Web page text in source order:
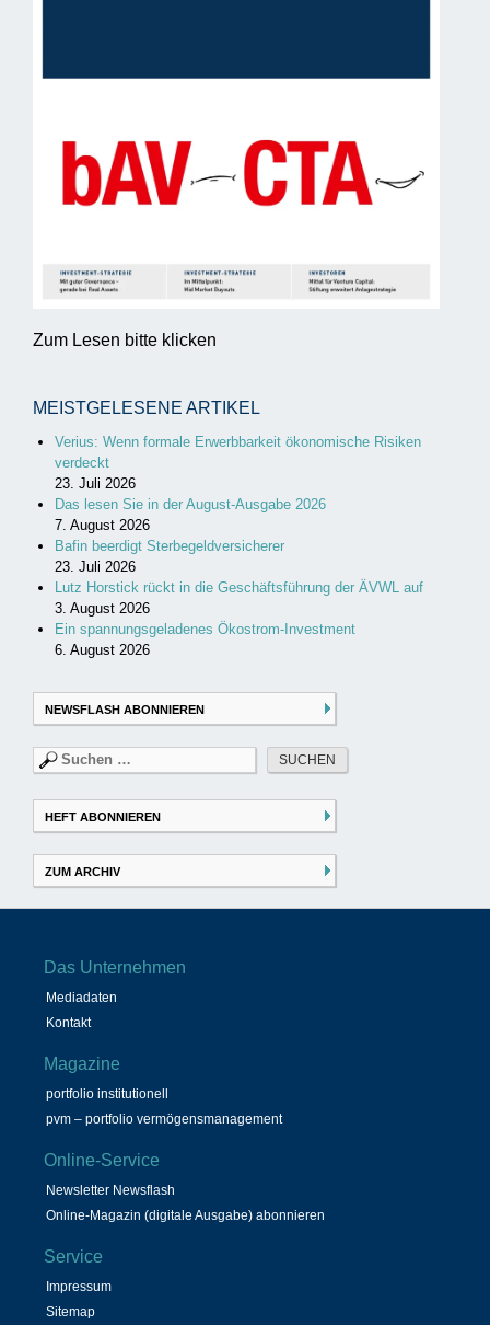
Zum Lesen bitte klicken
MEISTGELESENE ARTIKEL
Verius: Wenn formale Erwerbbarkeit ökonomische Risiken
verdeckt
23. Juli 2026
Das lesen Sie in der August-Ausgabe 2026
7. August 2026
Bafin beerdigt Sterbegeldversicherer
23. Juli 2026
Lutz Horstick rückt in die Geschäftsführung der ÄVWL auf
3. August 2026
Ein spannungsgeladenes Ökostrom-Investment
6. August 2026
NEWSFLASH ABONNIEREN
Suchen
nach:
HEFT ABONNIEREN
ZUM ARCHIV
Das Unternehmen
Mediadaten
Kontakt
Magazine
portfolio institutionell
pvm – portfolio vermögensmanagement
Online-Service
Newsletter Newsflash
Online-Magazin (digitale Ausgabe) abonnieren
Service
Impressum
Sitemap